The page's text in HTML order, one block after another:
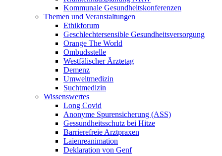
Kommunale Gesundheitskonferenzen
Themen und Veranstaltungen
Ethikforum
Geschlechtersensible Gesundheitsversorgung
Orange The World
Ombudsstelle
Westfälischer Ärztetag
Demenz
Umweltmedizin
Suchtmedizin
Wissenswertes
Long Covid
Anonyme Spurensicherung (ASS)
Gessundheitsschutz bei Hitze
Barrierefreie Arztpraxen
Laienreanimation
Deklaration von Genf